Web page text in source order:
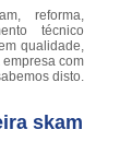
reforma,
técnico
qualidade,
com
disto.
skam